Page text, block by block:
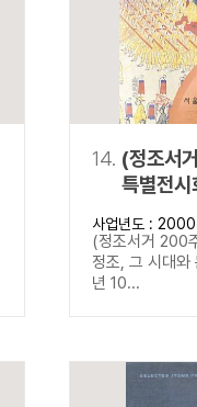
14. (정조서
특별전
문화
사업년도 : 2000
(정조서거 200
정조, 그 시대
년 10...